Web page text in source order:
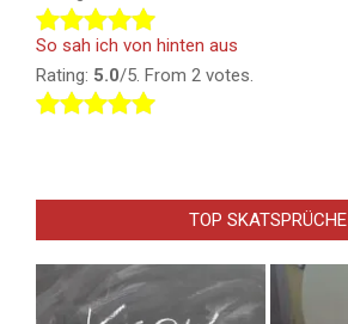
So sah ich von hinten aus
Rating: 5.0/5. From 2 votes.
TOP SKATSPRÜCHE